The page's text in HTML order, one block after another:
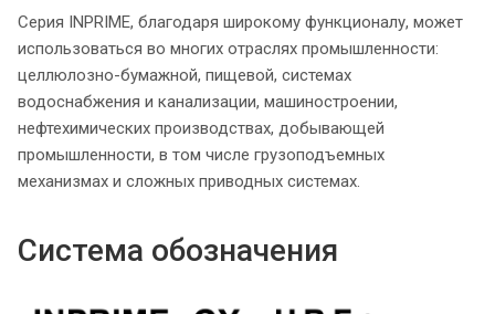
Серия INPRIME, благодаря широкому функционалу, может
использоваться во многих отраслях промышленности:
целлюлозно-бумажной, пищевой, системах
водоснабжения и канализации, машиностроении,
нефтехимических производствах, добывающей
промышленности, в том числе грузоподъемных
механизмах и сложных приводных системах.
Система обозначения